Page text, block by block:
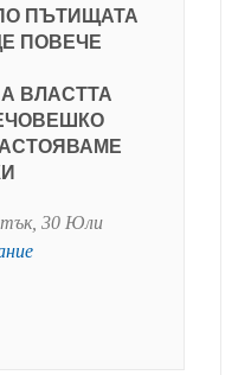
ПЪТИЩАТА
ПОВЕЧЕ
ВЛАСТТА
30 Юли